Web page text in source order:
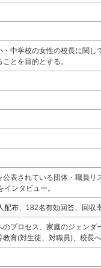
中学校の女性の校長に関
とを目的とする。
表されている団体・職員
ンタビュー。
布、182名有効回答、回収
プロセス、家庭のジェン
育(対生徒、対職員)、校長